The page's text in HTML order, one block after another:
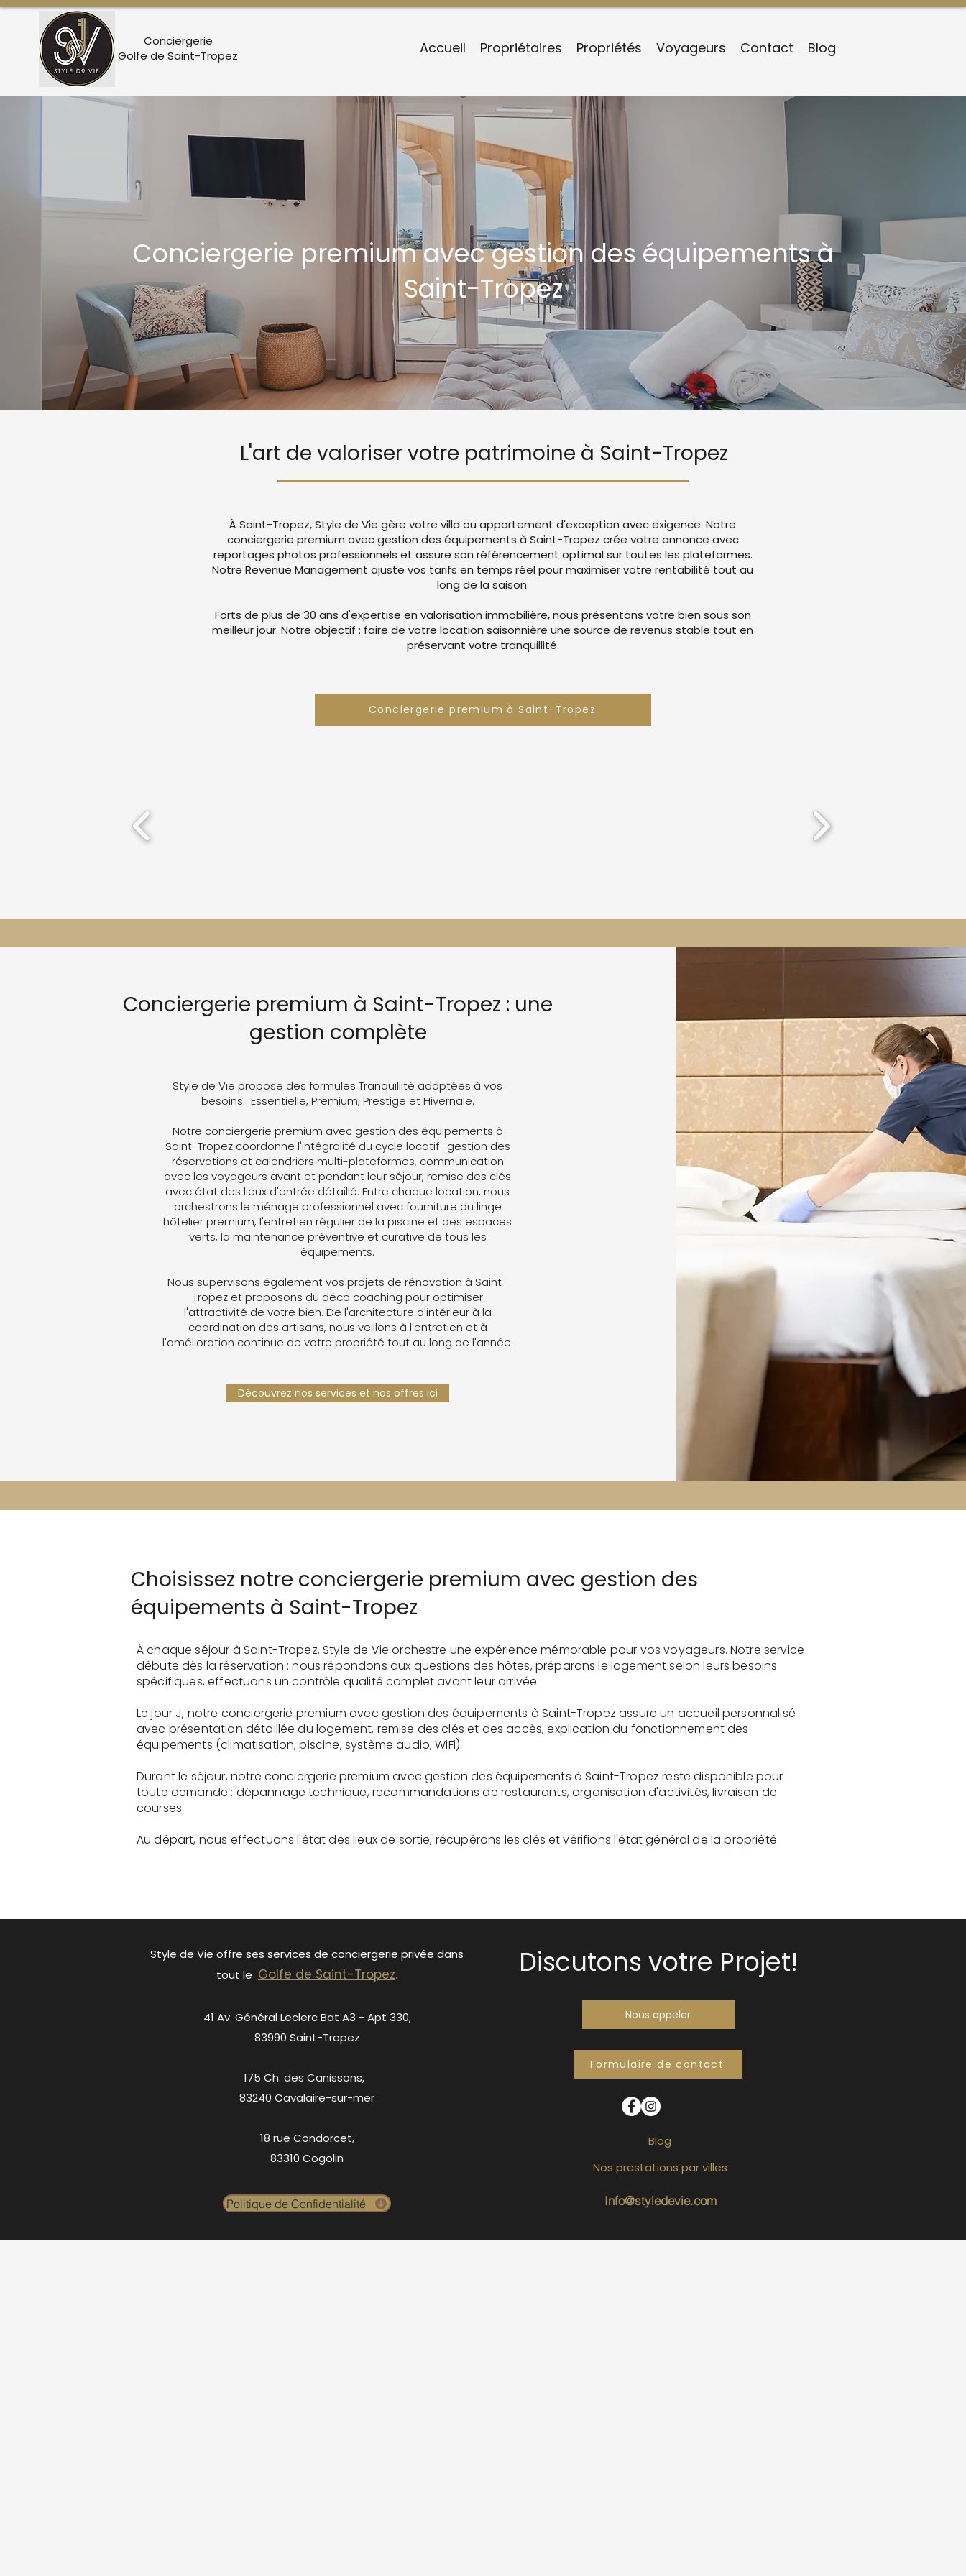
Conciergerie
Golfe de Saint-Tropez
Accueil Propriétaires Propriétés Voyageurs Contact Blog
Conciergerie premium avec gestion des équipements à
Saint-Tropez
L'art de valoriser votre patrimoine à Saint-Tropez
À Saint-Tropez, Style de Vie gère votre villa ou appartement d'exception avec exigence. Notre
conciergerie premium avec gestion des équipements à Saint-Tropez crée votre annonce avec
reportages photos professionnels et assure son référencement optimal sur toutes les plateformes.
Notre Revenue Management ajuste vos tarifs en temps réel pour maximiser votre rentabilité tout au
long de la saison.
Forts de plus de 30 ans d'expertise en valorisation immobilière, nous présentons votre bien sous son
meilleur jour. Notre objectif : faire de votre location saisonnière une source de revenus stable tout en
préservant votre tranquillité.
Conciergerie premium à Saint-Tropez
Conciergerie premium à Saint-Tropez : une
gestion complète
Style de Vie propose des formules Tranquillité adaptées à vos
besoins : Essentielle, Premium, Prestige et Hivernale.
Notre conciergerie premium avec gestion des équipements à
Saint-Tropez coordonne l'intégralité du cycle locatif : gestion des
réservations et calendriers multi-plateformes, communication
avec les voyageurs avant et pendant leur séjour, remise des clés
avec état des lieux d'entrée détaillé. Entre chaque location, nous
orchestrons le ménage professionnel avec fourniture du linge
hôtelier premium, l'entretien régulier de la piscine et des espaces
verts, la maintenance préventive et curative de tous les
équipements.
Nous supervisons également vos projets de rénovation à Saint-
Tropez et proposons du déco coaching pour optimiser
l'attractivité de votre bien. De l'architecture d'intérieur à la
coordination des artisans, nous veillons à l'entretien et à
l'amélioration continue de votre propriété tout au long de l'année.
Découvrez nos services et nos offres ici
Choisissez notre conciergerie premium avec gestion des
équipements à Saint-Tropez
À chaque séjour à Saint-Tropez, Style de Vie orchestre une expérience mémorable pour vos voyageurs. Notre service
débute dès la réservation : nous répondons aux questions des hôtes, préparons le logement selon leurs besoins
spécifiques, effectuons un contrôle qualité complet avant leur arrivée.
Le jour J, notre conciergerie premium avec gestion des équipements à Saint-Tropez assure un accueil personnalisé
avec présentation détaillée du logement, remise des clés et des accès, explication du fonctionnement des
équipements (climatisation, piscine, système audio, WiFi).
Durant le séjour, notre conciergerie premium avec gestion des équipements à Saint-Tropez reste disponible pour
toute demande : dépannage technique, recommandations de restaurants, organisation d'activités, livraison de
courses.
Au départ, nous effectuons l'état des lieux de sortie, récupérons les clés et vérifions l'état général de la propriété.
Style de Vie offre ses services de conciergerie privée dans
tout le Golfe de Saint-Tropez.
41 Av. Général Leclerc Bat A3 - Apt 330,
83990 Saint-Tropez
175 Ch. des Canissons,
83240 Cavalaire-sur-mer
18 rue Condorcet,
83310 Cogolin
Politique de Confidentialité
Discutons votre Projet!
Nous appeler
Formulaire de contact
Blog
Info@styledevie.com
Nos prestations par villes